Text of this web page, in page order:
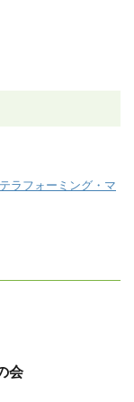
ラフォーミング・マ
会